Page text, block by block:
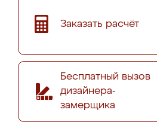
Заказать расчёт
Бесплатный вызов
дизайнера-
замерщика